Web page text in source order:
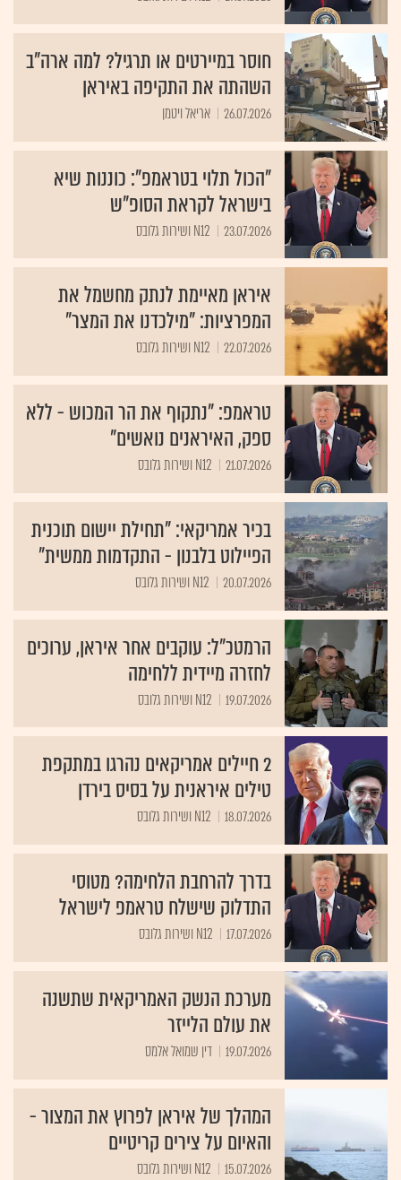
חוסר במיירטים או תרגיל? למה ארה"ב
השהתה את התקיפה באיראן
26.07.2026 אריאל ויטמן
"הכול תלוי בטראמפ": כוננות שיא
בישראל לקראת הסופ"ש
23.07.2026 N12 ושירות גלובס
איראן מאיימת לנתק מחשמל את
המפרציות: "מילכדנו את המצר"
22.07.2026 N12 ושירות גלובס
טראמפ: "נתקוף את הר המכוש - ללא
ספק, האיראנים נואשים"
21.07.2026 N12 ושירות גלובס
בכיר אמריקאי: "תחילת יישום תוכנית
הפיילוט בלבנון - התקדמות ממשית"
20.07.2026 N12 ושירות גלובס
הרמטכ"ל: עוקבים אחר איראן, ערוכים
לחזרה מיידית ללחימה
19.07.2026 N12 ושירות גלובס
2 חיילים אמריקאים נהרגו במתקפת
טילים איראנית על בסיס בירדן
18.07.2026 N12 ושירות גלובס
בדרך להרחבת הלחימה? מטוסי
התדלוק שישלח טראמפ לישראל
17.07.2026 N12 ושירות גלובס
מערכת הנשק האמריקאית שתשנה
את עולם הלייזר
19.07.2026 דין שמואל אלמס
המהלך של איראן לפרוץ את המצור -
והאיום על צירים קריטיים
15.07.2026 N12 ושירות גלובס